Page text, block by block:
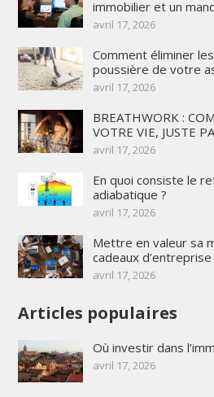
immobilier et un
avril 17, 2026
Comment éliminer
poussière de votre
avril 17, 2026
BREATHWORK :
VOTRE VIE, JUSTE
avril 17, 2026
En quoi consiste le
adiabatique ?
avril 17, 2026
Mettre en valeur sa
cadeaux d’entreprise
avril 17, 2026
Articles populaires
Où investir dans
avril 17, 2026